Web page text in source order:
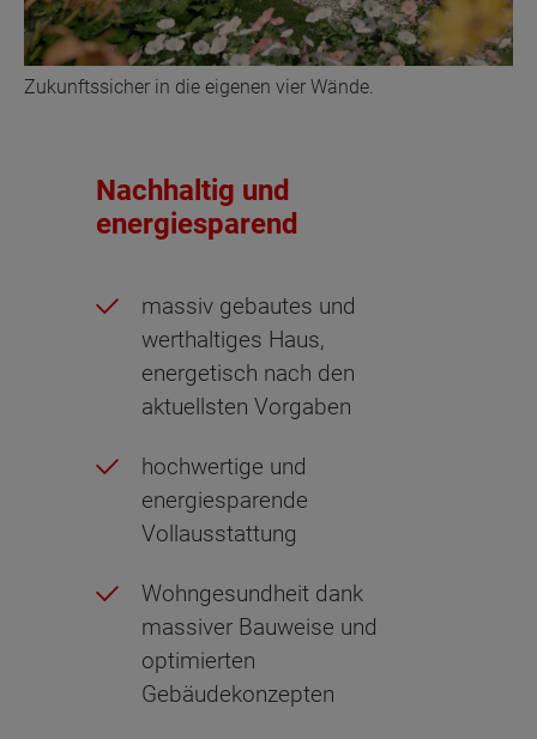
Zukunftssicher in die eigenen vier Wände.
Nachhaltig und
energiesparend
massiv gebautes und
werthaltiges Haus,
energetisch nach den
aktuellsten Vorgaben
hochwertige und
energiesparende
Vollausstattung
Wohngesundheit dank
massiver Bauweise und
optimierten
Gebäudekonzepten